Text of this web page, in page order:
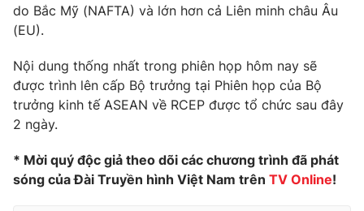
Thị trường 24h
VTV4 Vươn mình bằng AI
VTV9
Liên hệ tòa soạn English
do Bắc Mỹ (NAFTA) và lớn hơn cả Liên minh châu Âu
(EU).
Nội dung thống nhất trong phiên họp hôm nay sẽ
được trình lên cấp Bộ trưởng tại Phiên họp của Bộ
trưởng kinh tế ASEAN về RCEP được tổ chức sau đây
2 ngày.
* Mời quý độc giả theo dõi các chương trình đã phát
sóng của Đài Truyền hình Việt Nam trên TV Online!